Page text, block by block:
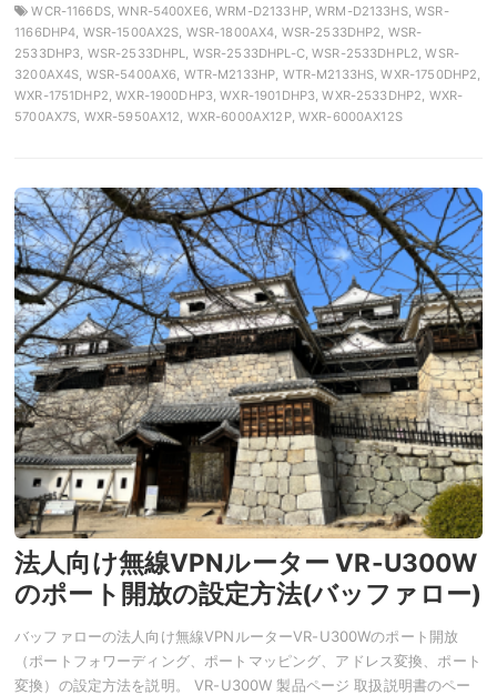
WCR-1166DS, WNR-5400XE6, WRM-D2133HP, WRM-D2133HS, WSR-
1166DHP4, WSR-1500AX2S, WSR-1800AX4, WSR-2533DHP2, WSR-
2533DHP3, WSR-2533DHPL, WSR-2533DHPL-C, WSR-2533DHPL2, WSR-
3200AX4S, WSR-5400AX6, WTR-M2133HP, WTR-M2133HS, WXR-1750DHP2,
WXR-1751DHP2, WXR-1900DHP3, WXR-1901DHP3, WXR-2533DHP2, WXR-
5700AX7S, WXR-5950AX12, WXR-6000AX12P, WXR-6000AX12S
法人向け無線VPNルーター VR-U300W
のポート開放の設定方法(バッファロー)
バッファローの法人向け無線VPNルーターVR-U300Wのポート開放
（ポートフォワーディング、ポートマッピング、アドレス変換、ポート
変換）の設定方法を説明。 VR-U300W 製品ページ 取扱説明書のペー